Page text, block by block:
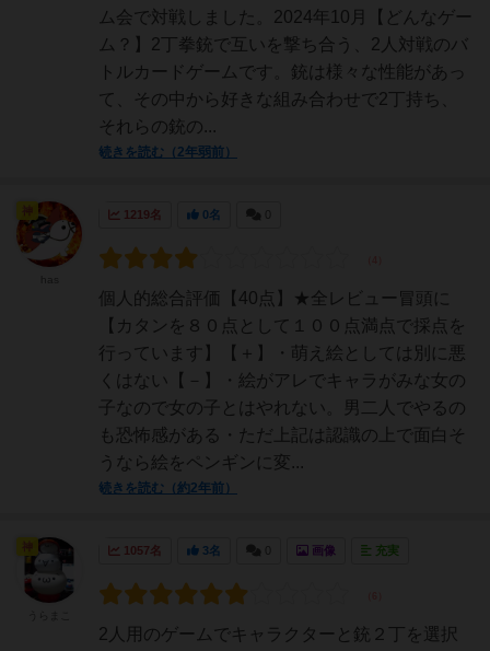
ム会で対戦しました。2024年10月【どんなゲー
ム？】2丁拳銃で互いを撃ち合う、2人対戦のバ
トルカードゲームです。銃は様々な性能があっ
て、その中から好きな組み合わせで2丁持ち、
それらの銃の...
続きを読む（2年弱前）
1219名 0名
個人的総合評価【40点】★全レビュー冒頭に
【カタンを８０点として１００点満点で採点を
行っています】【＋】・萌え絵としては別に悪
くはない【－】・絵がアレでキャラがみな女の
子なので女の子とはやれない。男二人でやるの
も恐怖感がある・ただ上記は認識の上で面白そ
うなら絵をペンギンに変...
続きを読む（約2年前）
神
1057名 3名 画像 充実
2人用のゲームでキャラクターと銃２丁を選択
神